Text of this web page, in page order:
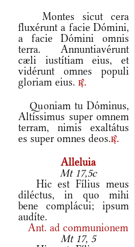
Montes sicut cera
fluxérunt a facie Dómini,
a facie Dómini omnis
terra. Annuntiavérunt
cæli iustítiam eius, et
vidérunt omnes populi
gloriam eius. r.
Quoniam tu Dóminus,
Altíssimus super omnem
terram, nimis exaltátus
es super omnes deos.r.
Alleluia
Mt 17,5c
Hic est Fílius meus
diléctus, in quo mihi
bene complácui; ipsum
audíte.
Ant. ad communionem
Mt 17, 5